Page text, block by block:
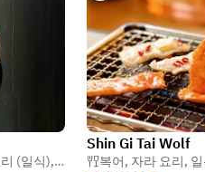
(일식), 복어
Shin Gi Tai Wolf
복어, 자라 요리,